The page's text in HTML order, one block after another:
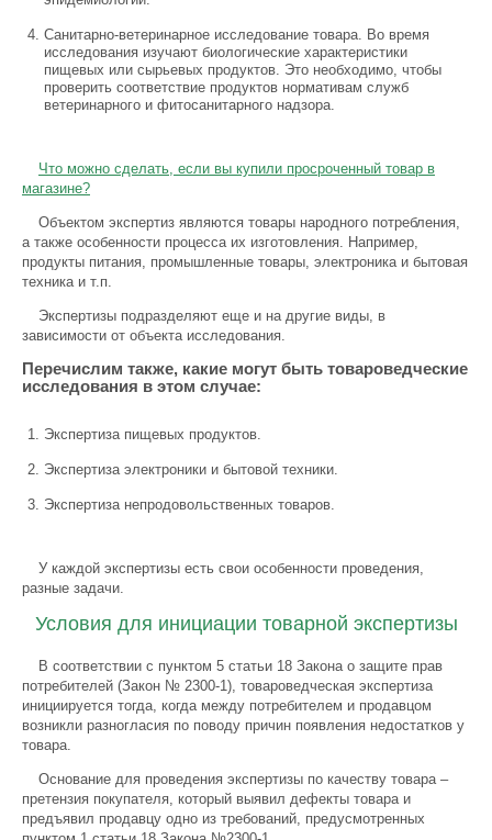
Санитарно-ветеринарное исследование товара. Во время
исследования изучают биологические характеристики
пищевых или сырьевых продуктов. Это необходимо, чтобы
проверить соответствие продуктов нормативам служб
ветеринарного и фитосанитарного надзора.
Что можно сделать, если вы купили просроченный товар в
магазине?
Объектом экспертиз являются товары народного потребления,
а также особенности процесса их изготовления. Например,
продукты питания, промышленные товары, электроника и бытовая
техника и т.п.
Экспертизы подразделяют еще и на другие виды, в
зависимости от объекта исследования.
Перечислим также, какие могут быть товароведческие
исследования в этом случае:
Экспертиза пищевых продуктов.
Экспертиза электроники и бытовой техники.
Экспертиза непродовольственных товаров.
У каждой экспертизы есть свои особенности проведения,
разные задачи.
Условия для инициации товарной экспертизы
В соответствии с пунктом 5 статьи 18 Закона о защите прав
потребителей (Закон № 2300-1), товароведческая экспертиза
инициируется тогда, когда между потребителем и продавцом
возникли разногласия по поводу причин появления недостатков у
товара.
Основание для проведения экспертизы по качеству товара –
претензия покупателя, который выявил дефекты товара и
предъявил продавцу одно из требований, предусмотренных